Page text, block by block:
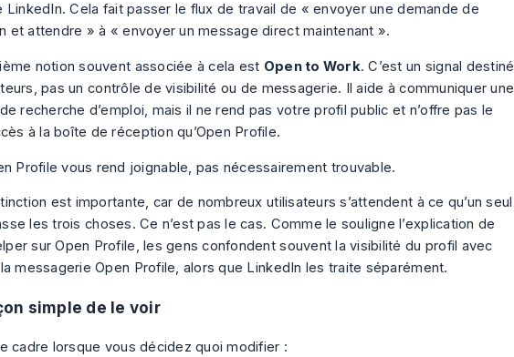
LinkedIn. Cela fait passer le flux de travail de « envoyer une demande de
et attendre » à « envoyer un message direct maintenant ».
notion souvent associée à cela est Open to Work. C’est un signal destiné
pas un contrôle de visibilité ou de messagerie. Il aide à communiquer une
recherche d’emploi, mais il ne rend pas votre profil public et n’offre pas le
à la boîte de réception qu’Open Profile.
Profile vous rend joignable, pas nécessairement trouvable.
est importante, car de nombreux utilisateurs s’attendent à ce qu’un seul
les trois choses. Ce n’est pas le cas. Comme le soulignel’explication de
sur Open Profile, les gens confondent souvent la visibilité du profil avec
la messagerie Open Profile, alors que LinkedIn les traite séparément.
simple de le voir
cadre lorsque vous décidez quoi modifier :